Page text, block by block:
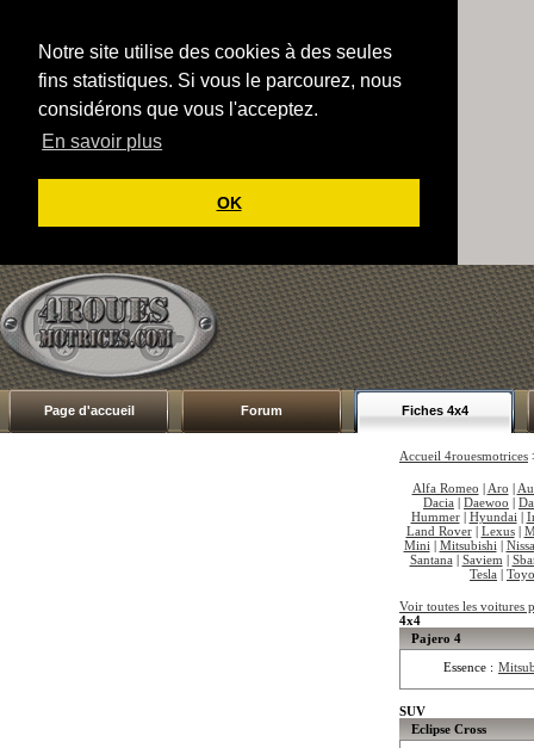
Notre site utilise des cookies à des seules
fins statistiques. Si vous le parcourez, nous
considérons que vous l'acceptez.
En savoir plus
OK
Page d'accueil Forum Fiches 4x4
Accueil 4rouesmotrices
Alfa Romeo | Aro |
Dacia | Daewoo |
Hummer| Hyundai |
Land Rover| Lexus|
Mini | Mitsubishi |
Santana | Saviem |
Tesla |
Voir toutes les voitures
4x4
Pajero 4
Essence :
SUV
Eclipse Cross